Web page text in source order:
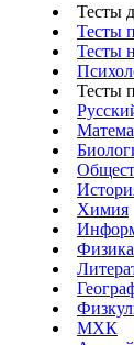
Тесты
Тесты
Тесты
Тесты
Химия
Физика
МХК